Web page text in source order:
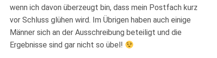
wenn ich davon überzeugt bin, dass mein Postfach kurz
vor Schluss glühen wird. Im Übrigen haben auch einige
Männer sich an der Ausschreibung beteiligt und die
Ergebnisse sind gar nicht so übel!